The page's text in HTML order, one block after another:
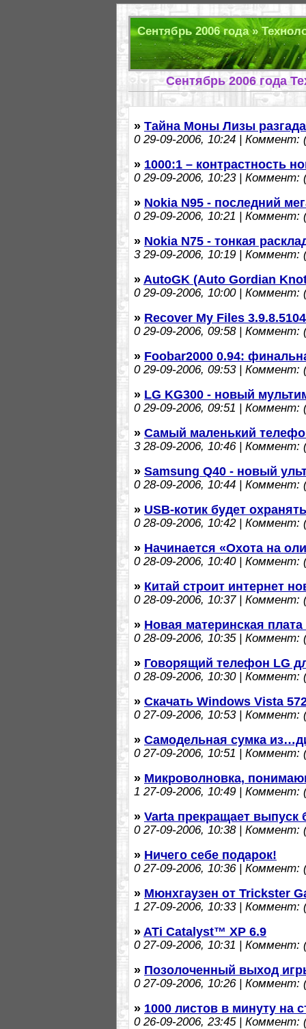
Сентябрь 2006 года »
Сентябрь 2006 года
» Тайна Моны Лизы
029-09-2006, 10:24 | Коммент:
» 1000:1 – контрастность
029-09-2006, 10:23 | Коммент:
» Nokia N95 - последний
029-09-2006, 10:21 | Коммент:
» Nokia N75 - тонкая
329-09-2006, 10:19 | Коммент:
» AutoGK (Auto Gordian
029-09-2006, 10:00 | Коммент:
» Recover My Files
029-09-2006, 09:58 | Коммент:
» Foobar2000 0.94:
029-09-2006, 09:53 | Коммент:
» LG KG300 - новый
029-09-2006, 09:51 | Коммент:
» Самый маленький
328-09-2006, 10:46 | Коммент:
» Samsung Q40 - новый
028-09-2006, 10:44 | Коммент:
» USB-котик будет
028-09-2006, 10:42 | Коммент:
» Начинается «Охота на
028-09-2006, 10:40 | Коммент:
» Китай строит интернет
028-09-2006, 10:37 | Коммент:
» Новая материнская
028-09-2006, 10:35 | Коммент:
» Говорящий телефон LG
028-09-2006, 10:30 | Коммент:
» Скачать Windows Vista
027-09-2006, 10:53 | Коммент:
» Самодельная сумка
027-09-2006, 10:51 | Коммент:
» Микроволновка,
1 27-09-2006, 10:49 | Коммент:
» Varta прекращает выпуск
027-09-2006, 10:38 | Коммент:
» Ничего себе подарок!
027-09-2006, 10:36 | Коммент:
» Мюнхгаузен от Trickster
1 27-09-2006, 10:33 | Коммент:
» ATi Catalyst™ XP 6.9
027-09-2006, 10:31 | Коммент:
» Позолоченный выход
027-09-2006, 10:26 | Коммент:
» 1000 листов в минуту на
026-09-2006, 23:45 | Коммент: